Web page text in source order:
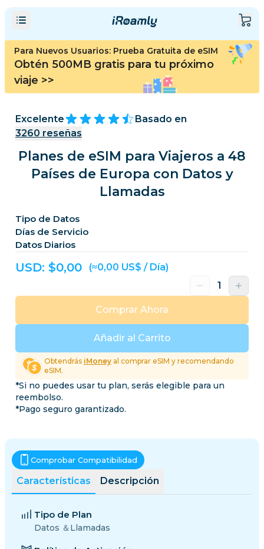
Para Nuevos Usuarios: Prueba Gratuita de eSIM
Obtén 500MB gratis para tu próximo
viaje >>
Excelente
Basado en
3260 reseñas
Planes de eSIM para Viajeros a 48
Países de Europa con Datos y
Llamadas
Tipo de Datos
Días de Servicio
Datos Diarios
USD: $0,00 (≈0,00 US$ / Día)
Añadir al Carrito
Comprar Ahora
Obtendrás iMoneyal comprar eSIM y recomendando
eSIM.
*Si no puedes usar tu plan, serás elegible para un
reembolso.
*Pago seguro garantizado.
Características Descripción
Comprobar Compatibilidad
Tipo de Plan
Datos ＆Llamadas